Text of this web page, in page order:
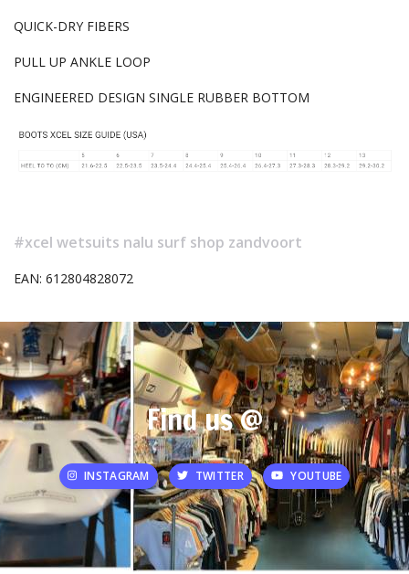
QUICK-DRY FIBERS
PULL UP ANKLE LOOP
ENGINEERED DESIGN SINGLE RUBBER BOTTOM
#xcel wetsuits nalu surf shop zandvoort
EAN: 612804828072
Find us @
INSTAGRAM TWITTER YOUTUBE